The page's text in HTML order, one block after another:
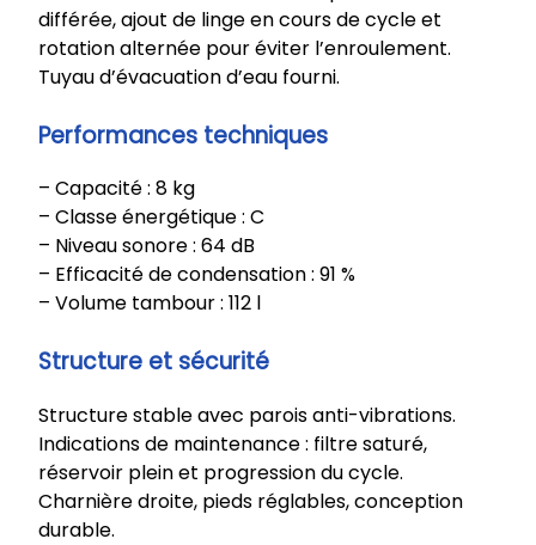
différée, ajout de linge en cours de cycle et
rotation alternée pour éviter l’enroulement.
Tuyau d’évacuation d’eau fourni.
Performances techniques
– Capacité : 8 kg
– Classe énergétique : C
– Niveau sonore : 64 dB
– Efficacité de condensation : 91 %
– Volume tambour : 112 l
Structure et sécurité
Structure stable avec parois anti-vibrations.
Indications de maintenance : filtre saturé,
réservoir plein et progression du cycle.
Charnière droite, pieds réglables, conception
durable.